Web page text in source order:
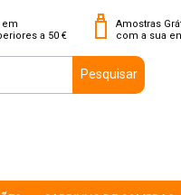
em
a 50 €
Amostras
com a sua
Pesquisar